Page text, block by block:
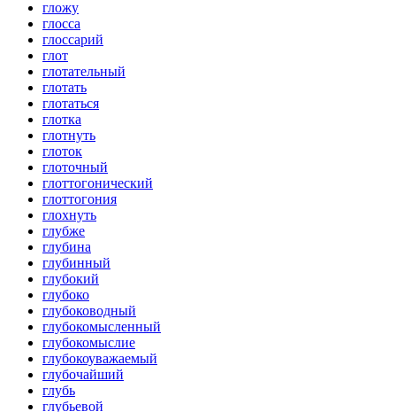
гложу
глосса
глоссарий
глот
глотательный
глотать
глотаться
глотка
глотнуть
глоток
глоточный
глоттогонический
глоттогония
глохнуть
глубже
глубина
глубинный
глубокий
глубоко
глубоководный
глубокомысленный
глубокомыслие
глубокоуважаемый
глубочайший
глубь
глубьевой